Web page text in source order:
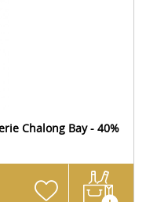
Chalong Bay - 40%